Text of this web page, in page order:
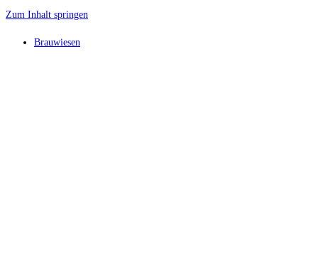
Zum Inhalt springen
Brauwiesen